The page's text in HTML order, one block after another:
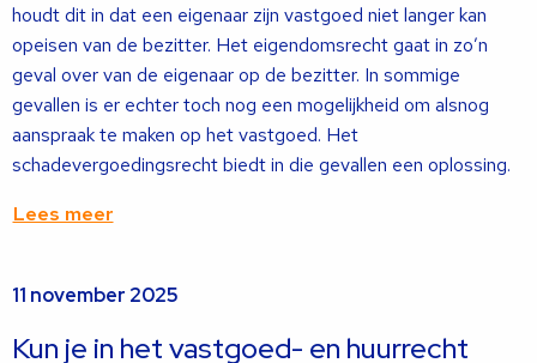
houdt dit in dat een eigenaar zijn vastgoed niet langer kan
opeisen van de bezitter. Het eigendomsrecht gaat in zo’n
geval over van de eigenaar op de bezitter. In sommige
gevallen is er echter toch nog een mogelijkheid om alsnog
aanspraak te maken op het vastgoed. Het
schadevergoedingsrecht biedt in die gevallen een oplossing.
Lees meer
meer
11 november 2025
Kun je in het vastgoed- en huurrecht